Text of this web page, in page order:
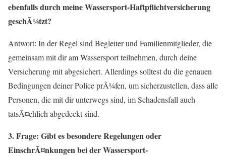
ebenfalls durch meine Wassersport-Haftpflichtversicherung
geschÃ¼tzt?
Antwort: In der Regel sind Begleiter und Familienmitglieder, die
gemeinsam mit dir am Wassersport teilnehmen, durch deine
Versicherung mit abgesichert. Allerdings solltest du die genauen
Bedingungen deiner Police prÃ¼fen, um sicherzustellen, dass alle
Personen, die mit dir unterwegs sind, im Schadensfall auch
tatsÃ¤chlich abgedeckt sind.
3. Frage: Gibt es besondere Regelungen oder
EinschrÃ¤nkungen bei der Wassersport-